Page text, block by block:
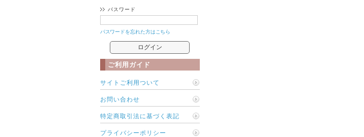
パスワード
パスワードを忘れた方はこちら
ご利用ガイド
サイトご利用ついて
お問い合わせ
特定商取引法に基づく表記
プライバシーポリシー